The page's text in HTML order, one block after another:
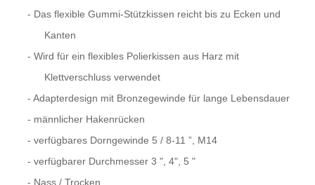
- Das flexible Gummi-Stützkissen reicht bis zu Ecken und
Kanten
- Wird für ein flexibles Polierkissen aus Harz mit
Klettverschluss verwendet
- Adapterdesign mit Bronzegewinde für lange Lebensdauer
- männlicher Hakenrücken
- verfügbares Dorngewinde 5 / 8-11 ”, M14
- verfügbarer Durchmesser 3 ", 4", 5 "
- Nass / Trocken